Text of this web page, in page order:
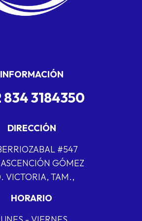
INFORMACIÓN
834 3184350
DIRECCIÓN
#547
GÓMEZ
VICTORIA, TAM.,
HORARIO